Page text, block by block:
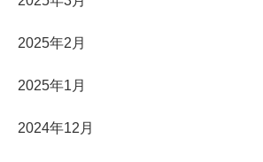
2025年2月
2025年1月
2024年12月